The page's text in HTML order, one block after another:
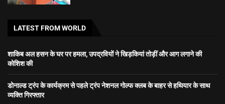
LATEST FROM WORLD
शाकिब अल हसन के घर पर हमला, उपद्रवियों ने खिड़कियां तोड़ीं और आग लगाने की
कोशिश की
डोनाल्ड ट्रंप के कार्यक्रम से पहले ट्रंप नेशनल गोल्फ क्लब के बाहर से हथियार के साथ
व्यक्ति गिरफ्तार